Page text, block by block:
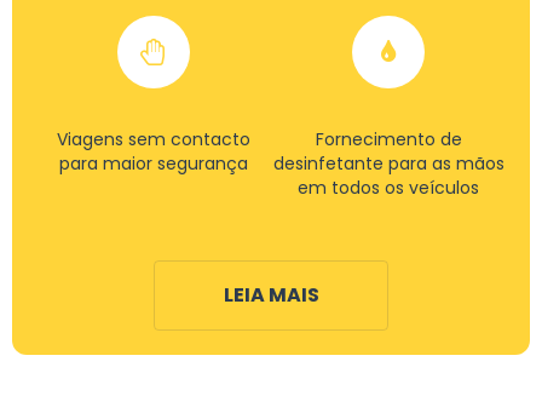
Viagens sem contacto
para maior segurança
Fornecimento de
desinfetante para as mãos
em todos os veículos
LEIA MAIS